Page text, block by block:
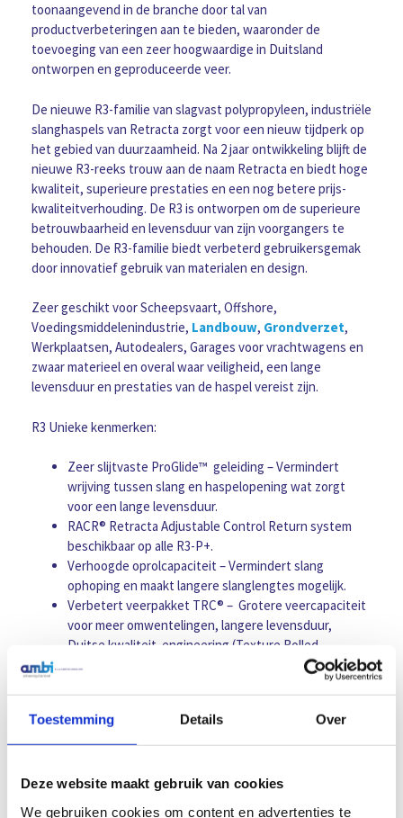
Toestemming Details Over
Deze website maakt gebruik van cookies
We gebruiken cookies om content en advertenties te
toonaangevend in de branche door tal van
productverbeteringen aan te bieden, waaronder de
toevoeging van een zeer hoogwaardige in Duitsland
ontworpen en geproduceerde veer.
De nieuwe R3-familie van slagvast polypropyleen, industriële
slanghaspels van Retracta zorgt voor een nieuw tijdperk op
het gebied van duurzaamheid. Na 2 jaar ontwikkeling blijft de
nieuwe R3-reeks trouw aan de naam Retracta en biedt hoge
kwaliteit, superieure prestaties en een nog betere prijs-
kwaliteitverhouding. De R3 is ontworpen om de superieure
betrouwbaarheid en levensduur van zijn voorgangers te
behouden. De R3-familie biedt verbeterd gebruikersgemak
door innovatief gebruik van materialen en design.
Zeer geschikt voor Scheepsvaart, Offshore,
Voedingsmiddelenindustrie, Landbouw, Grondverzet,
Werkplaatsen, Autodealers, Garages voor vrachtwagens en
zwaar materieel en overal waar veiligheid, een lange
levensduur en prestaties van de haspel vereist zijn.
R3 Unieke kenmerken:
Zeer slijtvaste ProGlide™ geleiding – Vermindert
wrijving tussen slang en haspelopening wat zorgt
voor een lange levensduur.
RACR® Retracta Adjustable Control Return system
beschikbaar op alle R3-P+.
Verhoogde oprolcapaciteit – Vermindert slang
ophoping en maakt langere slanglengtes mogelijk.
Verbetert veerpakket TRC® – Grotere veercapaciteit
voor meer omwentelingen, langere levensduur,
Duitse kwaliteit engineering (Texture Rolled
Carbon®).
Bredere montagebeugel – Stevig en stabiele montage
Overspeed bescherming veer – Voorkomt schade aan
het veerpakket.
10 jaar garantie op onderdelen